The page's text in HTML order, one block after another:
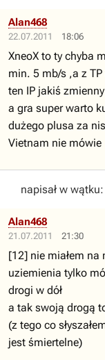
22.07.2011 18:06
Alan468
XneoX to ty chyba
min. 5 mb/s ,a z
ten IP jakiś
a gra super warto
dużego plusa za
Vietnam nie mówie
napisał w wątku:
21.07.2011 21:30
Alan468
[12] nie miałem
uziemienia tylko
drogi w dół
a tak swoją drogą
(z tego co
jest śmiertelne)